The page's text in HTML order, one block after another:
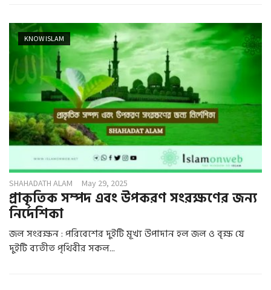
KNOW ISLAM
SHAHADATH ALAM May 29, 2025
প্রাকৃতিক সম্পদ এবং উপকরণ সংরক্ষণের জন্য
নির্দেশিকা
জল সংরক্ষন : পরিবেশের দুইটি মূখ্য উপাদান হল জল ও বৃক্ষ যে
দুইটি ব্যতীত পৃথিবীর সকল...